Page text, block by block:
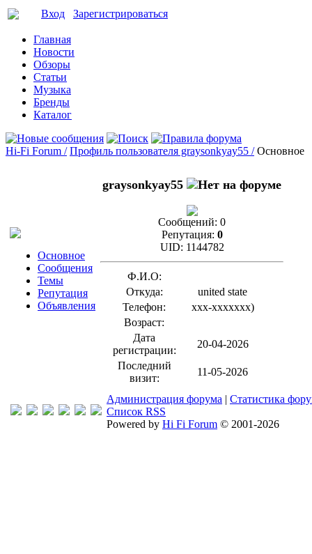
Вход Зарегистрироваться
Главная
Новости
Обзоры
Статьи
Музыка
Бренды
Каталог
Hi-Fi Forum / Профиль пользователя graysonkyay55 / Основное
Основное
Сообщения
Темы
Репутация
Объявления
graysonkyay55
Сообщений: 0
Репутация: 0
UID: 1144782
Ф.И.О:
Откуда:
united state
Телефон:
xxx-xxxxxxx)
Возраст:
Дата
регистрации:
20-04-2026
Последний
визит:
11-05-2026
Администрация форума | Статистика
Список RSS
Powered by Hi Fi Forum © 2001-2026